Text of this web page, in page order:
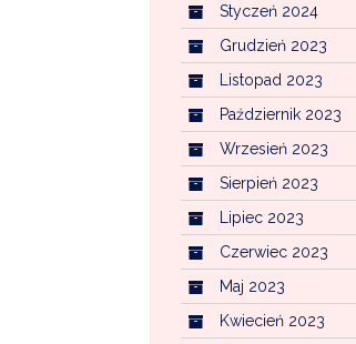
Styczeń 2024
Grudzień 2023
Listopad 2023
Październik 2023
Wrzesień 2023
Sierpień 2023
Lipiec 2023
Czerwiec 2023
Maj 2023
Kwiecień 2023